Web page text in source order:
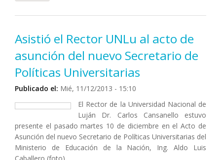
Asistió el Rector UNLu al acto de
asunción del nuevo Secretario de
Políticas Universitarias
Publicado el: Mié, 11/12/2013 - 15:10
El Rector de la Universidad Nacional de
Luján Dr. Carlos Cansanello estuvo
presente el pasado martes 10 de diciembre en el Acto de
Asunción del nuevo Secretario de Políticas Universitarias del
Ministerio de Educación de la Nación, Ing. Aldo Luis